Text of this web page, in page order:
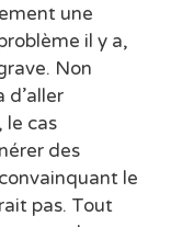
une
il y a,
Non
d’aller
le cas
des
le
pas. Tout